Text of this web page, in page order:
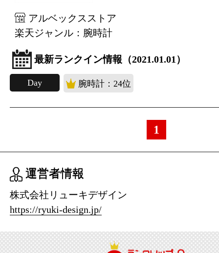
アルベックスストア
楽天ジャンル：腕時計
最新ランクイン情報（2021.01.01）
Day 腕時計：24位
1
運営者情報
株式会社リューキデザイン
https://ryuki-design.jp/